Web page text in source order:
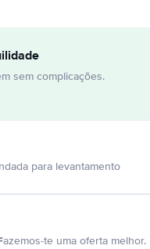
sem complicações.
para levantamento
te uma oferta melhor.